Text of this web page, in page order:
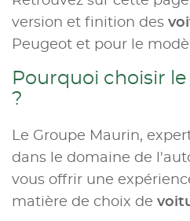
version et finition des
Peugeot et pour le
Pourquoi choisir
?
Le Groupe Maurin,
dans le domaine de
vous offrir une
matière de choix de